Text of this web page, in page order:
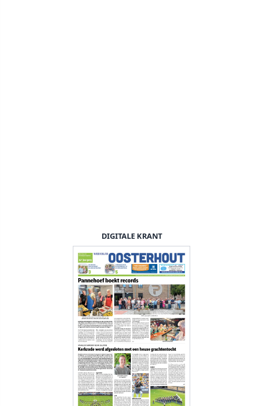
DIGITALE KRANT